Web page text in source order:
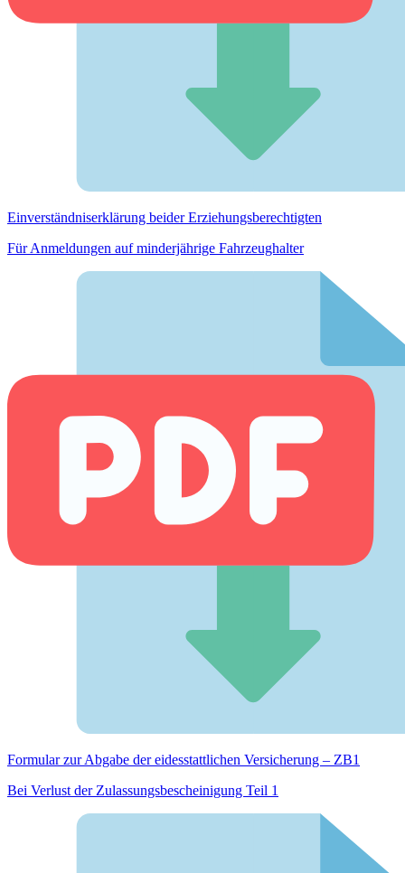
Einverständnis­erklärung beider Erziehungs­berechtigten
Für Anmeldungen auf minderjährige Fahrzeughalter
Formular zur Abgabe der eides­stattlichen Versicherung – ZB1
Bei Verlust der Zulassungsbescheinigung Teil 1